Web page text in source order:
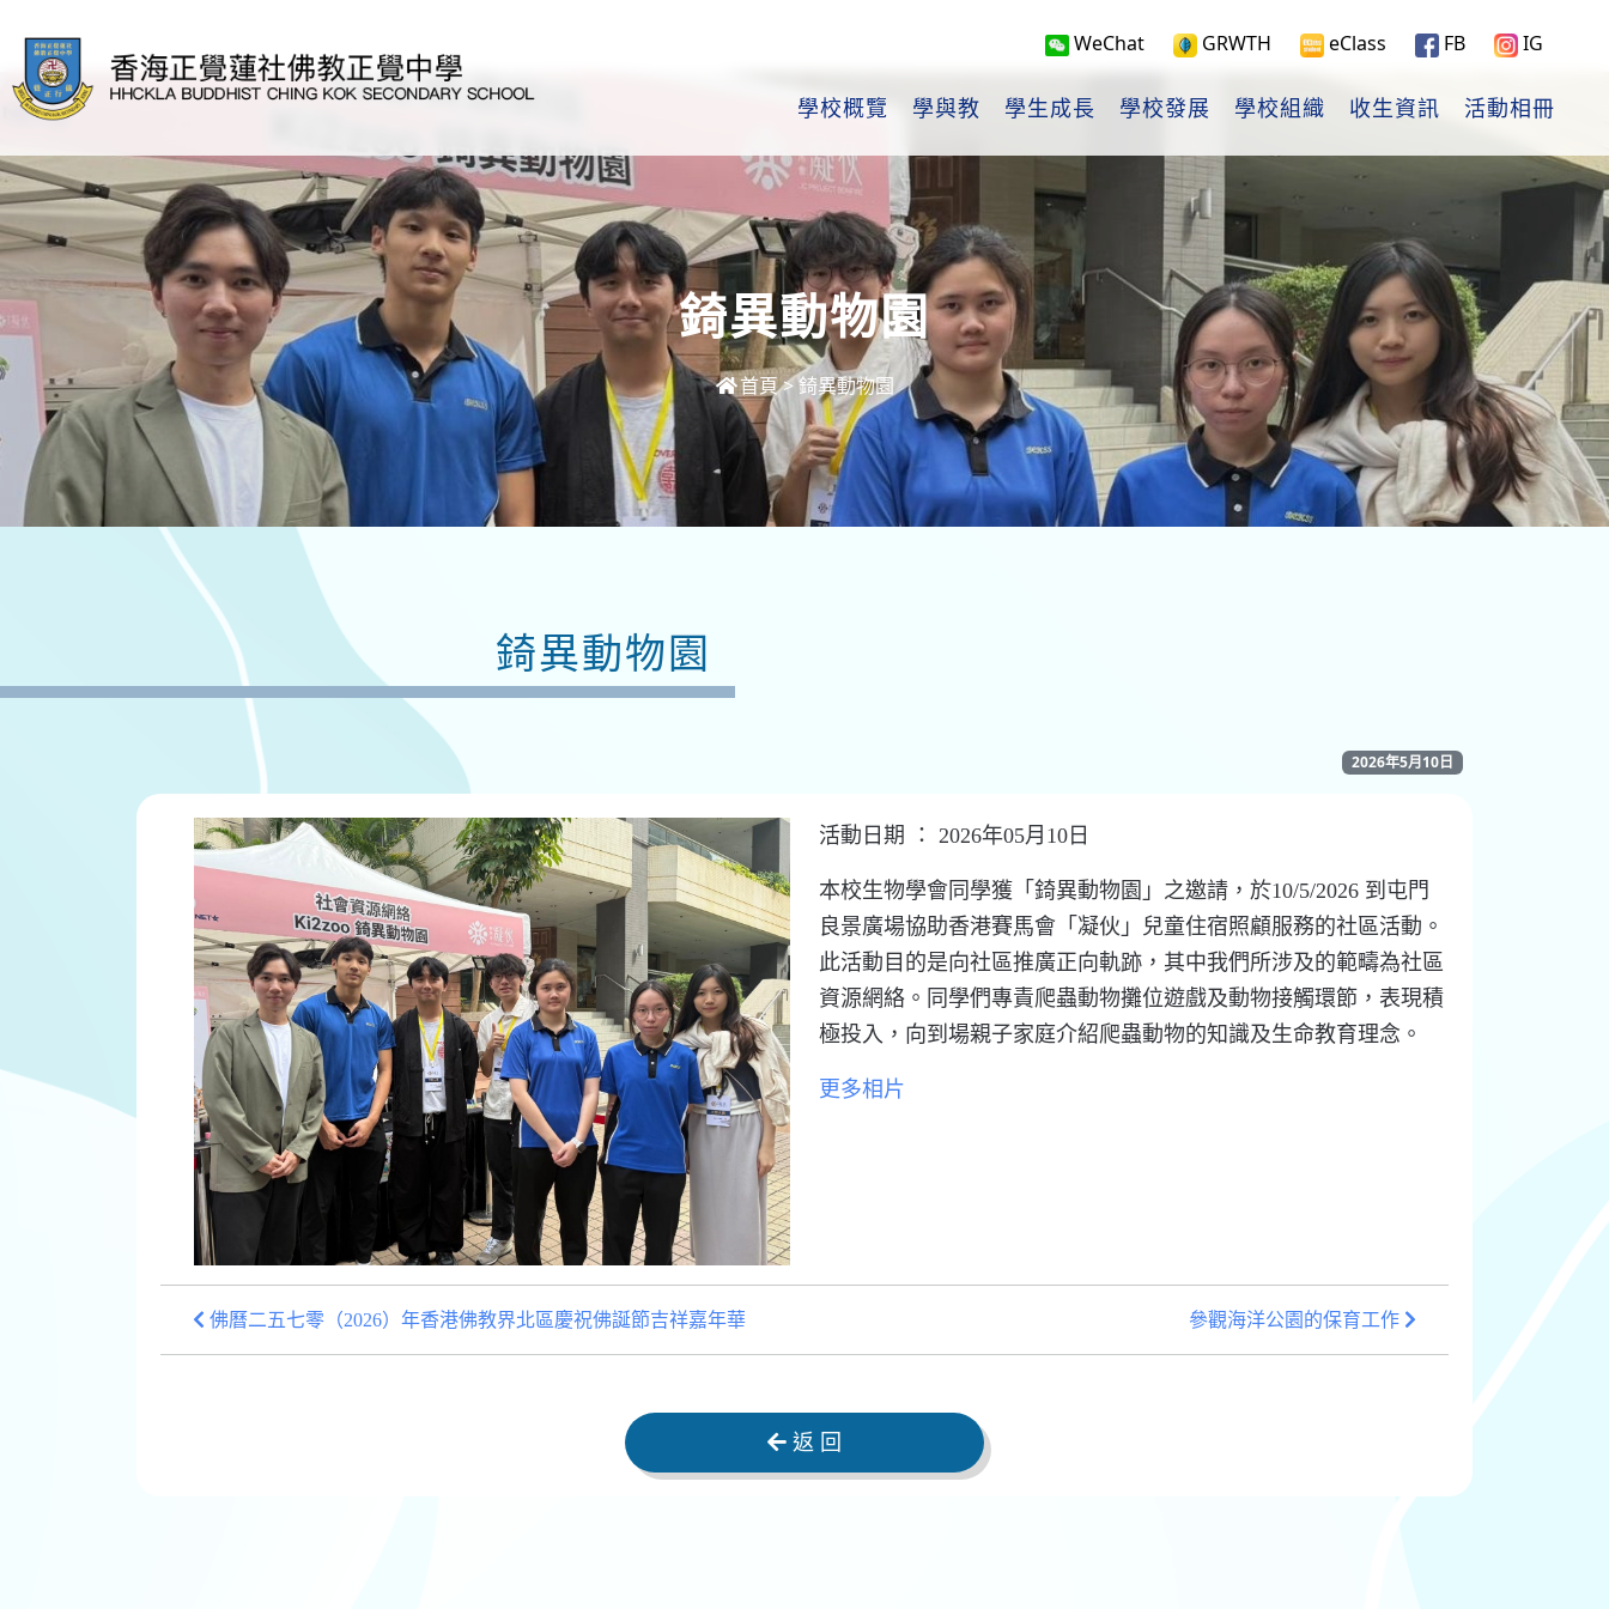
WeChat GRWTH eClass FB IG
學校概覽 學與教 學生成長 學校發展 學校組織 收生資訊 活動相冊
錡異動物園
首頁>錡異動物園
錡異動物園
2026年5月10日
活動日期 ： 2026年05月10日
本校生物學會同學獲「錡異動物園」之邀請，於10/5/2026 到屯門
良景廣場協助香港賽馬會「凝伙」兒童住宿照顧服務的社區活動。
此活動目的是向社區推廣正向軌跡，其中我們所涉及的範疇為社區
資源網絡。同學們專責爬蟲動物攤位遊戲及動物接觸環節，表現積
極投入，向到場親子家庭介紹爬蟲動物的知識及生命教育理念。
更多相片
佛曆二五七零（2026）年香港佛教界北區慶祝佛誕節吉祥嘉年華 參觀海洋公園的保育工作
返 回